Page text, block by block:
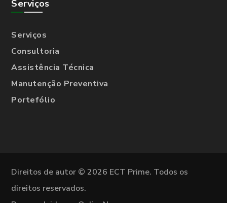
Serviços
Serviços
Consultoria
Assistência Técnica
Manutenção Preventiva
Portefólio
Direitos de autor © 2026 ECT Prime. Todos os
direitos reservados.